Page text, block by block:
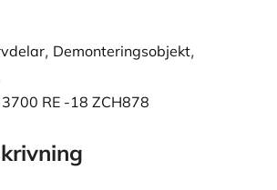
, Demonteringsobjekt,
RE -18 ZCH878